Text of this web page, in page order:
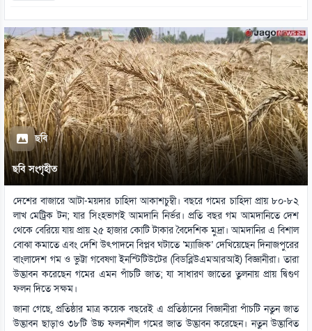
ছবি
ছবি সংগৃহীত
দেশের বাজারে আটা-ময়দার চাহিদা আকাশচুম্বী। বছরে গমের চাহিদা প্রায় ৮০-৮২
লাখ মেট্রিক টন; যার সিংহভাগই আমদানি নির্ভর। প্রতি বছর গম আমদানিতে দেশ
থেকে বেরিয়ে যায় প্রায় ২৫ হাজার কোটি টাকার বৈদেশিক মুদ্রা। আমদানির এ বিশাল
বোঝা কমাতে এবং দেশি উৎপাদনে বিপ্লব ঘটাতে ‘ম্যাজিক’ দেখিয়েছেন দিনাজপুরের
বাংলাদেশ গম ও ভুট্টা গবেষণা ইনস্টিটিউটের (বিডব্লিউএমআরআই) বিজ্ঞানীরা। তারা
উদ্ভাবন করেছেন গমের এমন পাঁচটি জাত; যা সাধারণ জাতের তুলনায় প্রায় দ্বিগুণ
ফলন দিতে সক্ষম।
জানা গেছে, প্রতিষ্ঠার মাত্র কয়েক বছরেই এ প্রতিষ্ঠানের বিজ্ঞানীরা পাঁচটি নতুন জাত
উদ্ভাবন ছাড়াও ৩৮টি উচ্চ ফলনশীল গমের জাত উদ্ভাবন করেছেন। নতুন উদ্ভাবিত